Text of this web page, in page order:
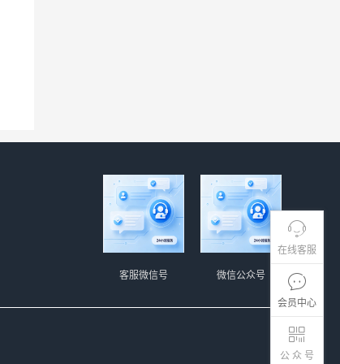
在线客服
会员中心
公 众 号
微信公众号
客服微信号